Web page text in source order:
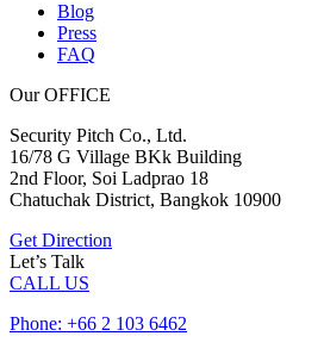
Blog
Press
FAQ
Our OFFICE
Security Pitch Co., Ltd.
16/78 G Village BKk Building
2nd Floor, Soi Ladprao 18
Chatuchak District, Bangkok 10900
Get Direction
Let’s Talk
CALL US
Phone: +66 2 103 6462